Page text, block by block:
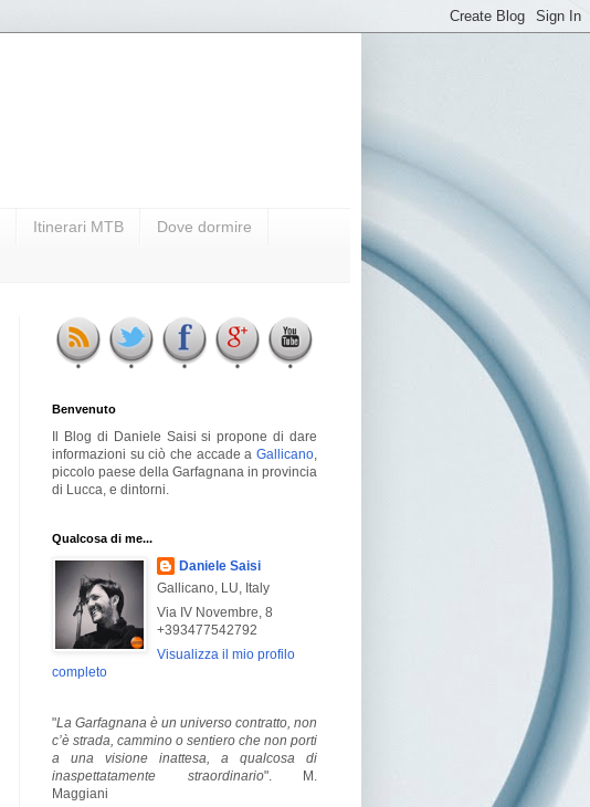
Itinerari MTB Dove dormire
Benvenuto
Il Blog di Daniele Saisi si propone di dare
informazioni su ciò che accade a Gallicano
piccolo paese della Garfagnana in provincia
di Lucca, e dintorni.
Qualcosa di me...
Daniele Saisi
Gallicano, LU, Italy
Via IV Novembre, 8
+393477542792
Visualizza il mio profilo
completo
"La Garfagnana è un universo contratto, non
c’è strada, cammino o sentiero che non porti
a una visione inattesa, a qualcosa di
inaspettatamente straordinario". M.
Maggiani